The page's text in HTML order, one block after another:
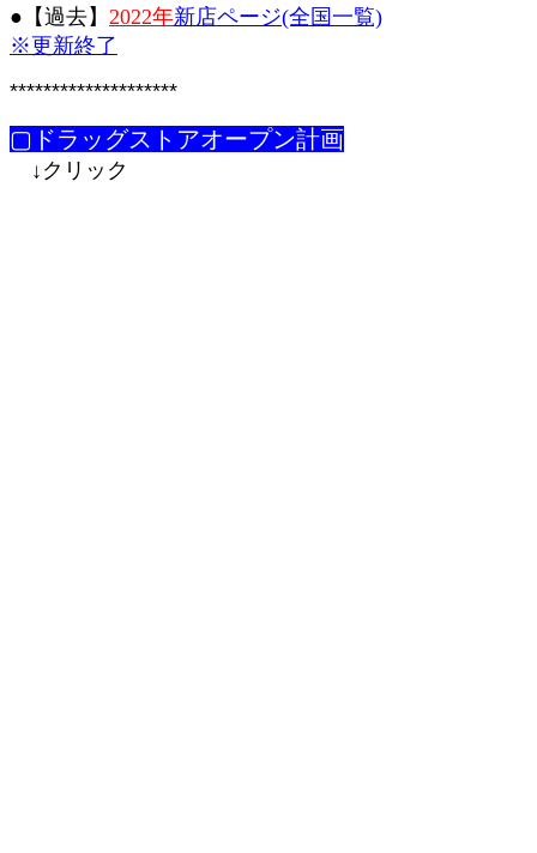
●【過去】 2022年新店ページ(全国一覧)
※更新終了
********************
▢ドラッグストアオープン計画
↓クリック